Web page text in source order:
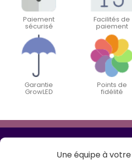
Paiement
sécurisé
Facilités de
paiement
Garantie
GrowLED
Points de
fidélité
Une équipe à